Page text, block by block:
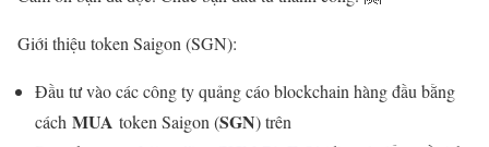
Giới thiệu token Saigon (SGN):
Đầu tư vào các công ty quảng cáo blockchain hàng đầu bằng
cách MUA token Saigon (SGN) trên